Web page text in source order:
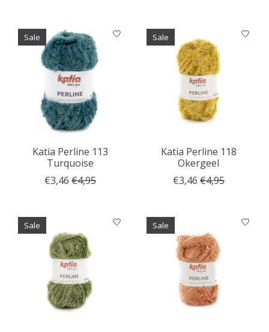
Sale
Katia Perline 113
Turquoise
€3,46 €4,95
Sale
Katia Perline 118
Okergeel
€3,46 €4,95
Sale Sale